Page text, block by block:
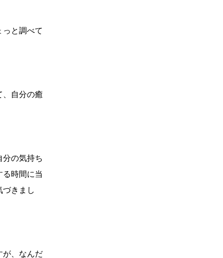
っと調べて
、自分の癒
分の気持ち
る時間に当
づきまし
が、なんだ